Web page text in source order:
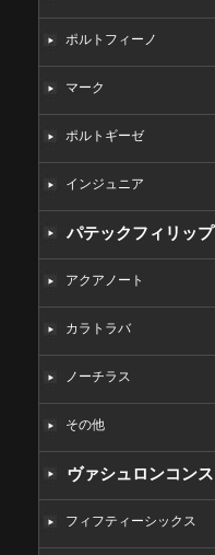
ポルトフィーノ
マーク
ポルトギーゼ
インジュニア
パテックフィリップ
コピーアクアノート
カラトラバ
ノーチラス
その他
ヴァシュロンコンス
タンタンコピー
フィフティーシックス